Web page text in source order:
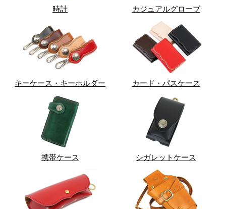
時計 カジュアルグローブ
キーケース・キーホルダー カード・パスケース
携帯ケース シガレットケース